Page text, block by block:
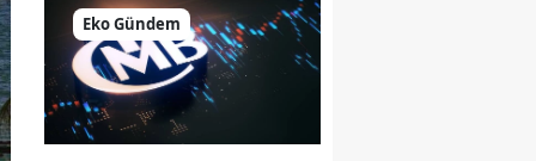
Eko Gündem